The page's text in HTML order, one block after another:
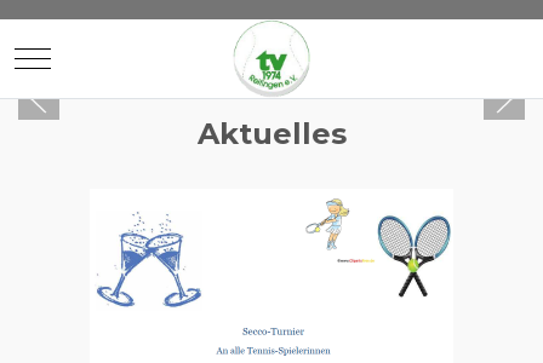
Mobile Menu Toggle
Aktuelles